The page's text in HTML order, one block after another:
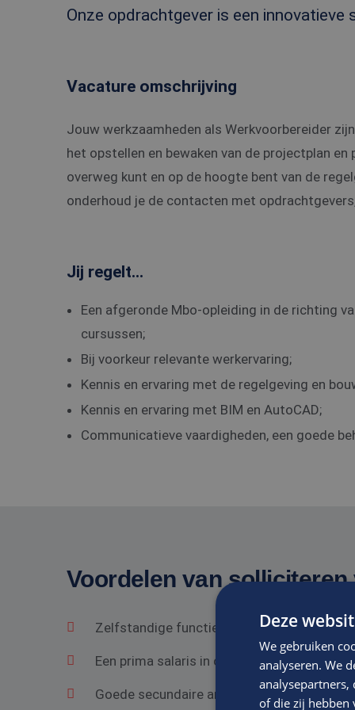
Onze opdrachtgever is een innovatieve
Vacature omschrijving
Jouw werkzaamheden als Werkvoorbereider
het opstellen en bewaken van de projectplan
overweg kunt en op de hoogte bent van de
onderhoud je de contacten met
Jij regelt...
Een afgeronde Mbo-opleiding in de richting
cursussen;
Bij voorkeur relevante werkervaring;
Kennis en ervaring met de regelgeving en
Kennis en ervaring met BIM en AutoCAD;
Communicatieve vaardigheden, een goede
Voordelen van solliciteren
Zelfstandige functie in een gezond bedrijf
Een prima salaris in overeenstemming
Goede secundaire arbeidsvoorwaarden.
Deze
We gebruiken
analyseren. We
of die zij